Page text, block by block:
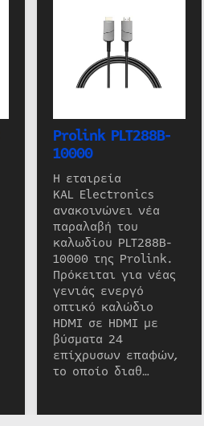
Prolink PLT288B-
10000
Η εταιρεία
KAL Electronics
ανακοινώνει νέα
παραλαβή του
καλωδίου PLT288B-
10000 της Prolink.
Πρόκειται για νέας
γενιάς ενεργό
οπτικό καλώδιο
HDMI σε HDMI με
βύσματα 24
επίχρυσων επαφών,
το οποίο διαθ…